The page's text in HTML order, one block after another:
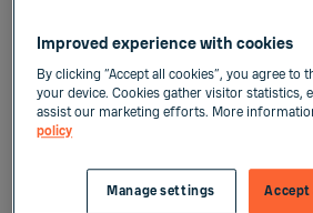
Improved experience with cookies
By clicking “Accept all cookies”, you agree to
your device. Cookies gather visitor statistics,
assist our marketing efforts. More
policy
Accept
Manage settings